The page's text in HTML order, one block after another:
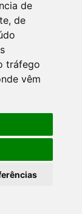
de
de
tráfego
vêm